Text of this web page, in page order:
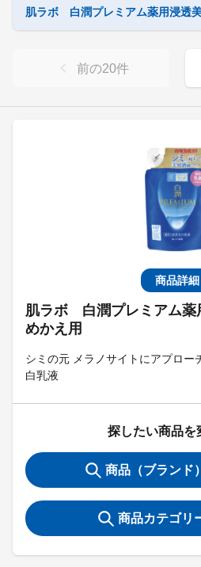
商品詳細
肌ラボ 白潤プレミアム
めかえ用
シミの元 メラノサイトにアプロー
白乳液
探したい商品を
商品（ブランド
商品カテゴリ
肌ラボ 白潤プレミアム薬用浸透
前の20件